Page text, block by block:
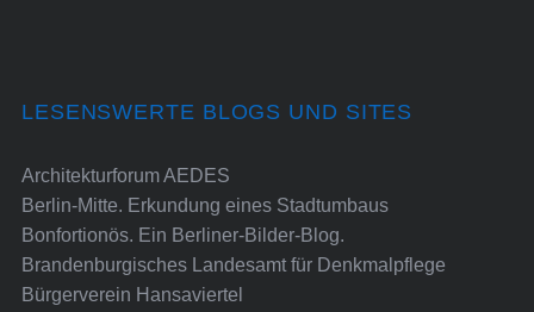
LESENSWERTE BLOGS UND SITES
Architekturforum AEDES
Berlin-Mitte. Erkundung eines Stadtumbaus
Bonfortionös. Ein Berliner-Bilder-Blog.
Brandenburgisches Landesamt für Denkmalpflege
Bürgerverein Hansaviertel